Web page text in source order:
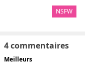
NSFW
4 commentaires
Meilleurs